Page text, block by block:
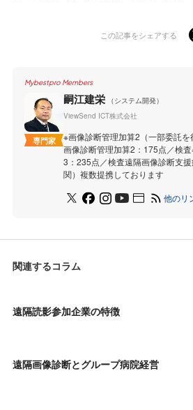
この記事をシェアする
Mybestpro Members
専門家
嗣江建栄
（システム開発）
ViewSend ICT株式会社
※画像診断管理加算2（一部委託
画像診断管理加算2：175点／検
3：235点／検査遠隔画像診断支
関）複数提携しております
他のリ
関連するコラム
遠隔読影参加企業の特徴
遠隔画像診断とグループ病院経営